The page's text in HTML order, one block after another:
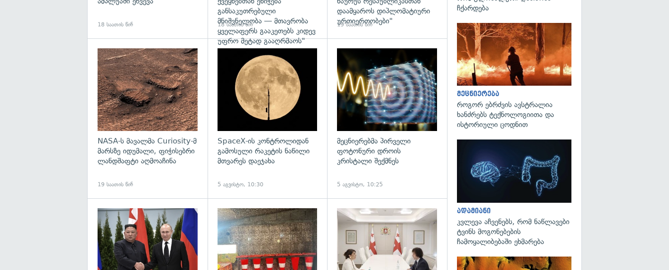
18 საათის წინ
განსაკუთრებული
მნიშვნელობა — მთავრობა
ყველაფერს გააკეთებს კიდევ
უფრო მეტად გააღრმაოს"
18 საათის წინ
დაამყაროს დიპლომატიური
ურთიერთობები"
19 საათის წინ
NASA-ს მავალმა Curiosity-მ
მარსზე იდუმალი, ფიჭისებრი
ლანდშაფტი აღმოაჩინა
19 საათის წინ
გადახედვა
SpaceX-ის კონტროლიდან
გამოსული რაკეტის ნაწილი
მთვარეს დაეჯახა
5 აგვისტო, 10:30
გადახედვა
მეცნიერებმა პირველი
ფოტონური დროის
კრისტალი შექმნეს
5 აგვისტო, 10:25
გადახედვა გადახედვა
ჩქარდება
მეცნიერება
როგორ ებრძვის ავსტრალია
ხანძრებს ტექნოლოგიითა და
ისტორიული ცოდნით
ადამიანი
კვლევა აჩვენებს, რომ ნაწლავები
ტვინს მოგონებების
ჩამოყალიბებაში ეხმარება